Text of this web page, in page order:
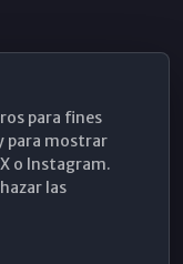
para fines
para mostrar
o Instagram.
las